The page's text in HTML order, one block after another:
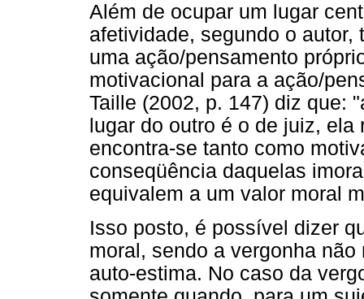
Além de ocupar um lugar
afetividade, segundo o
uma ação/pensamento
motivacional para a ação/
Taille (2002, p. 147) diz que:
lugar do outro é o de juiz,
encontra-se tanto como
conseqüência daquelas
equivalem a um valor moral
Isso posto, é possível dizer
moral, sendo a vergonha
auto-estima. No caso da